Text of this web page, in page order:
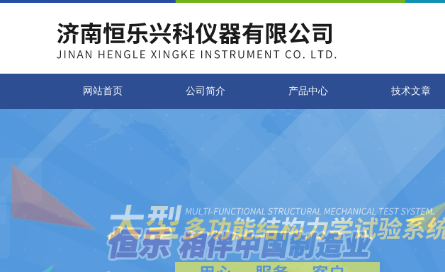
网站首页 公司简介 产品中心 技术文章